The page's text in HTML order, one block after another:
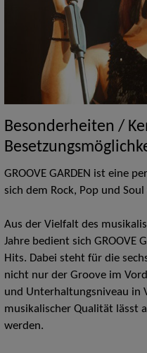
Besonderheiten /
GROOVE GARDEN ist eine
sich dem Rock, Pop und
Aus der Vielfalt des
Jahre bedient sich GROOVE
Hits. Dabei steht für die
nicht nur der Groove im
und Unterhaltungsniveau in
musikalischer Qualität lässt
werden.